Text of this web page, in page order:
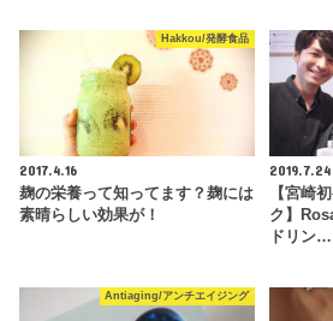
Hakkou/発酵食品
2017.4.16
麹の栄養って知ってます？麹には
素晴らしい効果が！
2019.7.24
【宮崎
ク】
ドリン…
Antiaging/アンチエイジング